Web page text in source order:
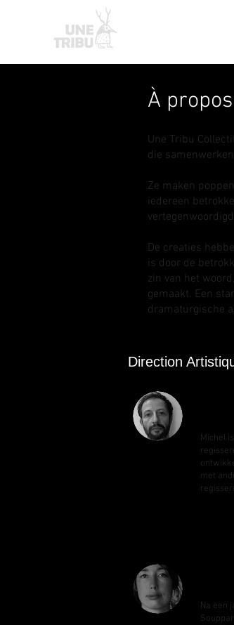
À propos
Une Tribu
die
Ze maken
iedereen
De creaties
is door de
zin van het
gemaakt. Een
dramaturgische
Direction
Michel
met
Na een